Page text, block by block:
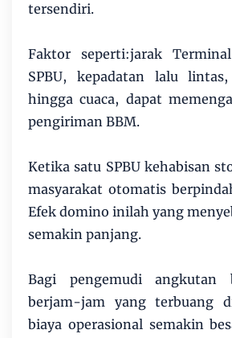
tersendiri.
Faktor seperti:jarak
SPBU, kepadatan lalu
hingga cuaca, dapat
pengiriman BBM.
Ketika satu SPBU kehabisan
masyarakat otomatis
Efek domino inilah yang
semakin panjang.
Bagi pengemudi angkutan
berjam-jam yang terbuang
biaya operasional semakin